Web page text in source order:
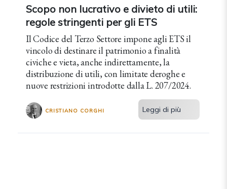
Scopo non lucrativo e divieto di utili:
regole stringenti per gli ETS
Il Codice del Terzo Settore impone agli ETS il
vincolo di destinare il patrimonio a finalità
civiche e vieta, anche indirettamente, la
distribuzione di utili, con limitate deroghe e
nuove restrizioni introdotte dalla L. 207/2024.
CRISTIANO CORGHI Leggi di più